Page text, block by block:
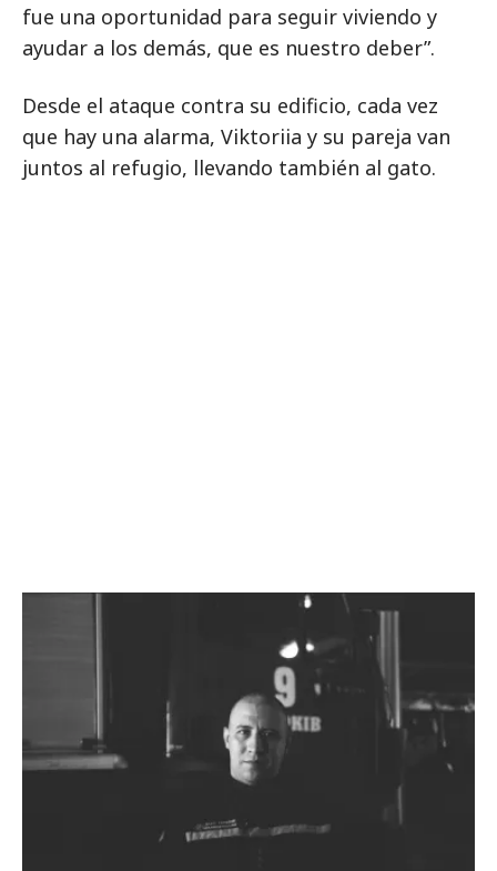
fue una oportunidad para seguir viviendo y
ayudar a los demás, que es nuestro deber”.
Desde el ataque contra su edificio, cada vez
que hay una alarma, Viktoriia y su pareja van
juntos al refugio, llevando también al gato.